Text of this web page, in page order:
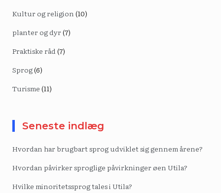
Kultur og religion (10)
planter og dyr(7)
Praktiske råd (7)
Sprog(6)
Turisme (11)
Seneste indlæg
Hvordan har brugbart sprog udviklet sig gennem årene?
Hvordan påvirker sproglige påvirkninger øen Utila?
Hvilke minoritetssprog tales i Utila?